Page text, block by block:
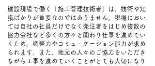
建設現場で働く「施工管理技術者」は、技術や知
識ばかりが重要なのではありません。現場におい
ては自社の社員だけでなく発注者をはじめ複数の
協力会社など多くの方々と関わり仕事を進めてい
くため、調整力やコミュニケーション能力が求め
られます。また、地元の人々のご協力をいただき
ながら工事を進めていくことがとても大切になり